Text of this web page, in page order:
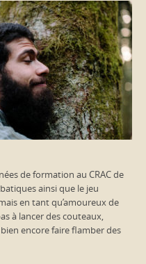
de formation au CRAC de
ainsi que le jeu
en tant qu’amoureux de
à lancer des couteaux,
encore faire flamber des